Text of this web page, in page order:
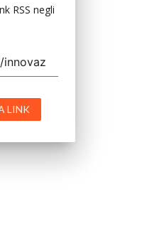
RSS negli
LINK